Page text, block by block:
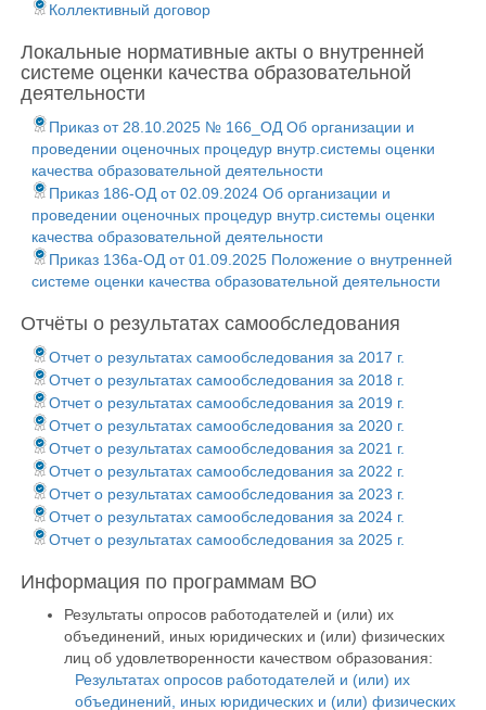
Коллективный договор
Локальные нормативные акты о внутренней
системе оценки качества образовательной
деятельности
Приказ от 28.10.2025 № 166_ОД Об организации и
проведении оценочных процедур внутр.системы оценки
качества образовательной деятельности
Приказ 186-ОД от 02.09.2024 Об организации и
проведении оценочных процедур внутр.системы оценки
качества образовательной деятельности
Приказ 136а-ОД от 01.09.2025 Положение о внутренней
системе оценки качества образовательной деятельности
Отчёты о результатах самообследования
Отчет о результатах самообследования за 2017 г.
Отчет о результатах самообследования за 2018 г.
Отчет о результатах самообследования за 2019 г.
Отчет о результатах самообследования за 2020 г.
Отчет о результатах самообследования за 2021 г.
Отчет о результатах самообследования за 2022 г.
Отчет о результатах самообследования за 2023 г.
Отчет о результатах самообследования за 2024 г.
Отчет о результатах самообследования за 2025 г.
Информация по программам ВО
Результаты опросов работодателей и (или) их
объединений, иных юридических и (или) физических
лиц об удовлетворенности качеством образования:
Результатах опросов работодателей и (или) их
объединений, иных юридических и (или) физических